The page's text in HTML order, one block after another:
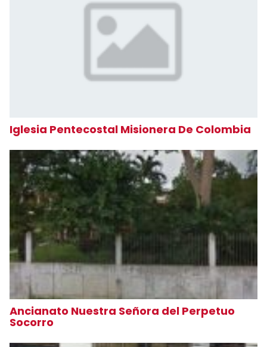
Iglesia Pentecostal Misionera De Colombia
Ancianato Nuestra Señora del Perpetuo
Socorro